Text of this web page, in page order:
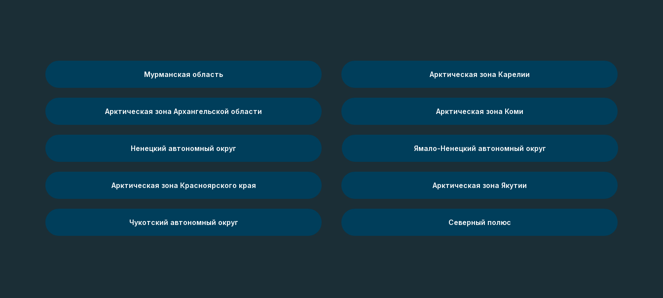
Мурманская область
Арктическая зона Архангельской области Арктическая зона Коми
Ненецкий автономный округ Ямало-Ненецкий автономный округ
Арктическая зона Красноярского края Арктическая зона Якутии
Чукотский автономный округ Северный полюс
Арктическая зона Карелии